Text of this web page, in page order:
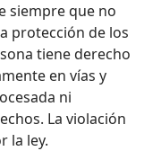
siempre que no
protección de los
tiene derecho
en vías y
ni
La violación
la ley.